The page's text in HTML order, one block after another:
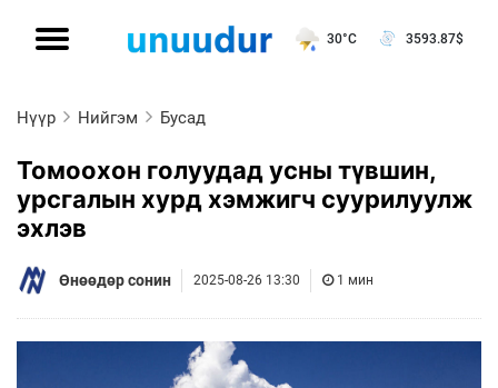
30°C 3593.87$
Нүүр Нийгэм Бусад
Томоохон голуудад усны түвшин,
урсгалын хурд хэмжигч суурилуулж
эхлэв
Өнөөдөр сонин 2025-08-26 13:30 1 мин